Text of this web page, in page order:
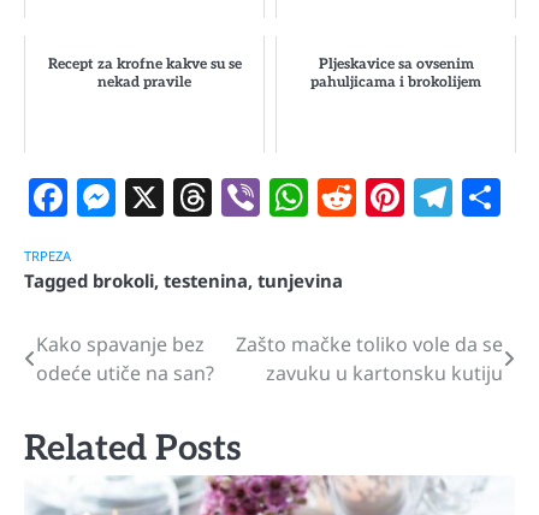
Recept za krofne kakve su se
nekad pravile
Pljeskavice sa ovsenim
pahuljicama i brokolijem
Facebook
Messenger
X Threads
ViberWhatsApp
Reddit
TRPEZA
Tagged brokoli, testenina, tunjevina
Navigacija
Kako spavanje bez
odeće utiče na san?
Zašto mačke toliko vole da se
zavuku u kartonsku kutiju
Related Posts